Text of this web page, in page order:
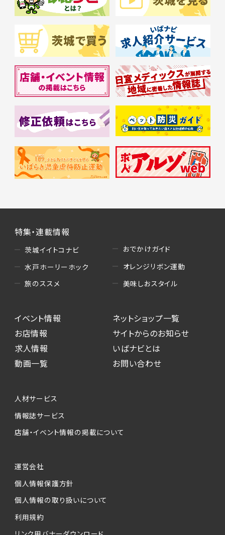
特集・連載情報
茨城イイトコナビ
水戸ホーリーホック
旅のススメ
おでかけガイド
オレンジリボン運動
美味しおスタイル
イベント情報
お店情報
求人情報
動画一覧
ネットショップ一覧
サイトからのお知らせ
いばナビとは
お問い合わせ
人材サービス
情報誌サービス
店舗・イベント情報の掲載について
運営会社
個人情報保護方針
個人情報の取り扱いについて
利用規約